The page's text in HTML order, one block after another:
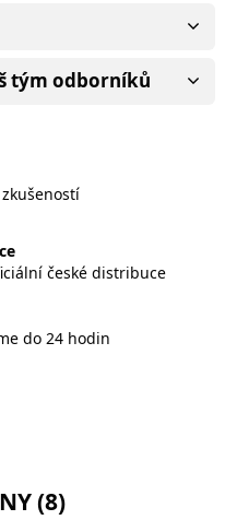
tým odborníků
české distribuce
do 24 hodin
(8)